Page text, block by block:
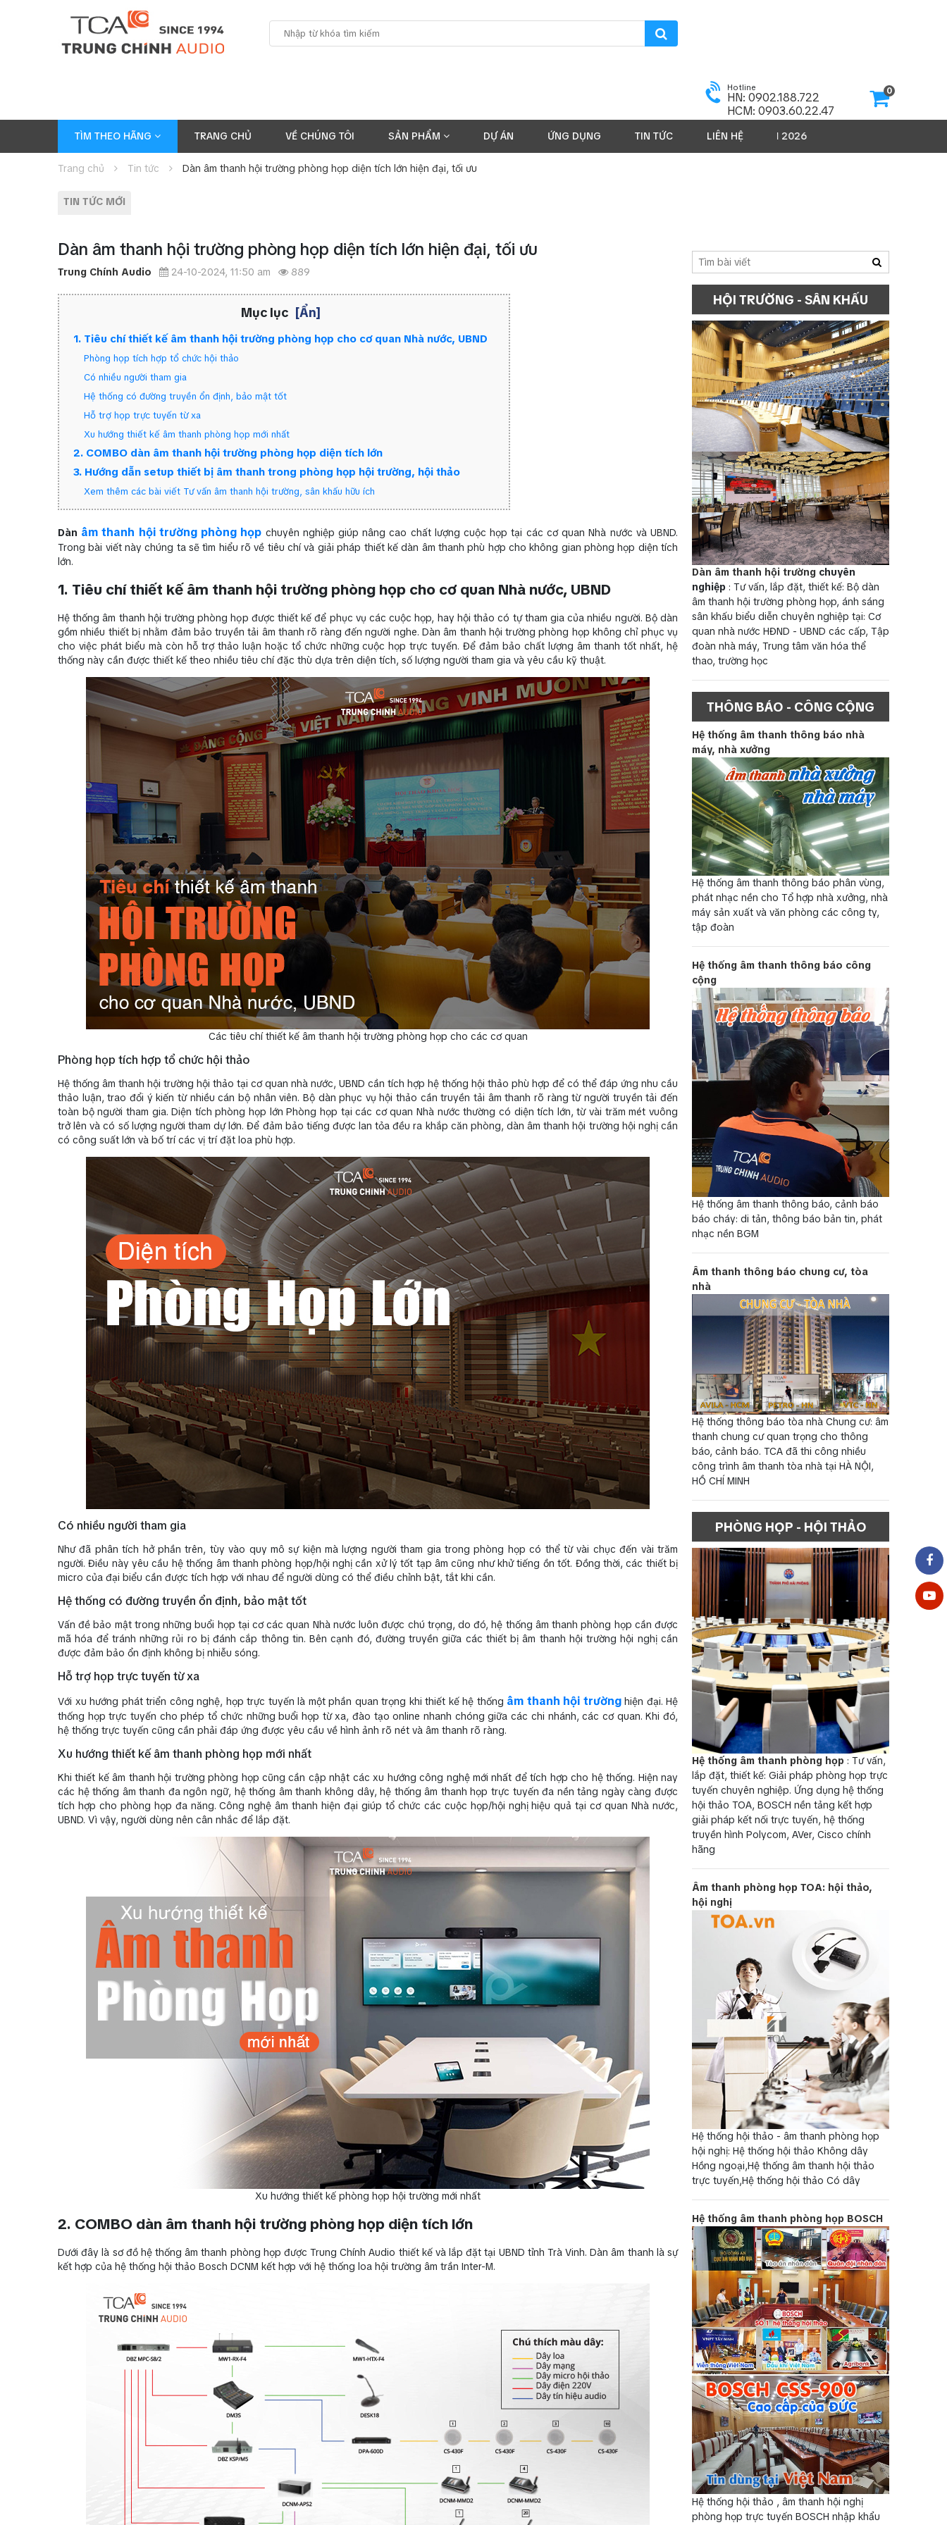
Hotline
HN: 0902.188.722
HCM: 0903.60.22.47
0
TÌM THEO HÃNG TRANG CHỦ VỀ CHÚNG TÔI SẢN PHẨM DỰ ÁN ỨNG DỤNG TIN TỨC LIÊN HỆ SẢN PHẨM 2026
Trang chủ Tin tức Dàn âm thanh hội trường phòng họp diện tích lớn hiện đại, tối ưu
TIN TỨC MỚI
Dàn âm thanh hội trường phòng họp diện tích lớn hiện đại, tối ưu
Trung Chính Audio 24-10-2024, 11:50 am 889
Mục lục [Ẩn]
1. Tiêu chí thiết kế âm thanh hội trường phòng họp cho cơ quan Nhà nước, UBND
Phòng họp tích hợp tổ chức hội thảo
Có nhiều người tham gia
Hệ thống có đường truyền ổn định, bảo mật tốt
Hỗ trợ họp trực tuyến từ xa
Xu hướng thiết kế âm thanh phòng họp mới nhất
2. COMBO dàn âm thanh hội trường phòng họp diện tích lớn
3. Hướng dẫn setup thiết bị âm thanh trong phòng họp hội trường, hội thảo
Xem thêm các bài viết Tư vấn âm thanh hội trường, sân khấu hữu ích
Dàn âm thanh hội trường phòng họp chuyên nghiệp giúp nâng cao chất lượng cuộc họp tại các cơ quan Nhà nước và UBND.
Trong bài viết này chúng ta sẽ tìm hiểu rõ về tiêu chí và giải pháp thiết kế dàn âm thanh phù hợp cho không gian phòng họp diện tích
lớn.
1. Tiêu chí thiết kế âm thanh hội trường phòng họp cho cơ quan Nhà nước, UBND
Hệ thống âm thanh hội trường phòng họp được thiết kế để phục vụ các cuộc họp, hay hội thảo có tự tham gia của nhiều người. Bộ dàn
gồm nhiều thiết bị nhằm đảm bảo truyền tải âm thanh rõ ràng đến người nghe. Dàn âm thanh hội trường phòng họp không chỉ phục vụ
cho việc phát biểu mà còn hỗ trợ thảo luận hoặc tổ chức những cuộc họp trực tuyến. Để đảm bảo chất lượng âm thanh tốt nhất, hệ
thống này cần được thiết kế theo nhiều tiêu chí đặc thù dựa trên diện tích, số lượng người tham gia và yêu cầu kỹ thuật.
Các tiêu chí thiết kế âm thanh hội trường phòng họp cho các cơ quan
Phòng họp tích hợp tổ chức hội thảo
Hệ thống âm thanh hội trường hội thảo tại cơ quan nhà nước, UBND cần tích hợp hệ thống hội thảo phù hợp để có thể đáp ứng nhu cầu
thảo luận, trao đổi ý kiến từ nhiều cán bộ nhân viên. Bộ dàn phục vụ hội thảo cần truyền tải âm thanh rõ ràng từ người truyền tải đến
toàn bộ người tham gia. Diện tích phòng họp lớn Phòng họp tại các cơ quan Nhà nước thường có diện tích lớn, từ vài trăm mét vuông
trở lên và có số lượng người tham dự lớn. Để đảm bảo tiếng được lan tỏa đều ra khắp căn phòng, dàn âm thanh hội trường hội nghị cần
có công suất lớn và bố trí các vị trí đặt loa phù hợp.
Có nhiều người tham gia
Như đã phân tích hở phần trên, tùy vào quy mô sự kiện mà lượng người tham gia trong phòng họp có thể từ vài chục đến vài trăm
người. Điều này yêu cầu hệ thống âm thanh phòng họp/hội nghị cần xử lý tốt tạp âm cũng như khử tiếng ồn tốt. Đồng thời, các thiết bị
micro của đại biểu cần được tích hợp với nhau để người dùng có thể điều chỉnh bật, tắt khi cần.
Hệ thống có đường truyền ổn định, bảo mật tốt
Vấn đề bảo mật trong những buổi họp tại cơ các quan Nhà nước luôn được chú trọng, do đó, hệ thống âm thanh phòng họp cần được
mã hóa để tránh những rủi ro bị đánh cắp thông tin. Bên cạnh đó, đường truyền giữa các thiết bị âm thanh hội trường hội nghị cần
được đảm bảo ổn định không bị nhiễu sóng.
Hỗ trợ họp trực tuyến từ xa
Với xu hướng phát triển công nghệ, họp trực tuyến là một phần quan trọng khi thiết kế hệ thống âm thanh hội trườnghiện đại. Hệ
thống họp trực tuyến cho phép tổ chức những buổi họp từ xa, đào tạo online nhanh chóng giữa các chi nhánh, các cơ quan. Khi đó,
hệ thống trực tuyến cũng cần phải đáp ứng được yêu cầu về hình ảnh rõ nét và âm thanh rõ ràng.
Xu hướng thiết kế âm thanh phòng họp mới nhất
Khi thiết kế âm thanh hội trường phòng họp cũng cần cập nhật các xu hướng công nghệ mới nhất để tích hợp cho hệ thống. Hiện nay
các hệ thống âm thanh đa ngôn ngữ, hệ thống âm thanh không dây, hệ thống âm thanh họp trực tuyến đa nền tảng ngày càng được
tích hợp cho phòng họp đa năng. Công nghệ âm thanh hiện đại giúp tổ chức các cuộc họp/hội nghị hiệu quả tại cơ quan Nhà nước,
UBND. Vì vậy, người dùng nên cân nhắc để lắp đặt.
Xu hướng thiết kế phòng họp hội trường mới nhất
2. COMBO dàn âm thanh hội trường phòng họp diện tích lớn
Dưới đây là sơ đồ hệ thống âm thanh phòng họp được Trung Chính Audio thiết kế và lắp đặt tại UBND tỉnh Trà Vinh. Dàn âm thanh là sự
kết hợp của hệ thống hội thảo Bosch DCNM kết hợp với hệ thống loa hội trường âm trần Inter-M.
HỘI TRƯỜNG - SÂN KHẤU
Dàn âm thanh hội trường chuyên
nghiệp : Tư vấn, lắp đặt, thiết kế: Bộ dàn
âm thanh hội trường phòng họp, ánh sáng
sân khấu biểu diễn chuyên nghiệp tại: Cơ
quan nhà nước HĐND - UBND các cấp, Tập
đoàn nhà máy, Trung tâm văn hóa thể
thao, trường học
THÔNG BÁO - CÔNG CỘNG
Hệ thống âm thanh thông báo nhà
máy, nhà xưởng
Hệ thống âm thanh thông báo phân vùng,
phát nhạc nền cho Tổ hợp nhà xưởng, nhà
máy sản xuất và văn phòng các công ty,
tập đoàn
Hệ thống âm thanh thông báo công
cộng
Hệ thống âm thanh thông báo, cảnh báo
báo cháy: di tản, thông báo bản tin, phát
nhạc nền BGM
Âm thanh thông báo chung cư, tòa
nhà
Hệ thống thông báo tòa nhà Chung cư: âm
thanh chung cư quan trọng cho thông
báo, cảnh báo. TCA đã thi công nhiều
công trình âm thanh tòa nhà tại HÀ NỘI,
HỒ CHÍ MINH
PHÒNG HỌP - HỘI THẢO
Hệ thống âm thanh phòng họp : Tư vấn,
lắp đặt, thiết kế: Giải pháp phòng họp trực
tuyến chuyên nghiệp. Ứng dụng hệ thống
hội thảo TOA, BOSCH nền tảng kết hợp
giải pháp kết nối trực tuyến, hệ thống
truyền hình Polycom, AVer, Cisco chính
hãng
Âm thanh phòng họp TOA: hội thảo,
hội nghị
Hệ thống hội thảo - âm thanh phòng họp
hội nghị: Hệ thống hội thảo Không dây
Hồng ngoại,Hệ thống âm thanh hội thảo
trực tuyến,Hệ thống hội thảo Có dây
Hệ thống âm thanh phòng họp BOSCH
Hệ thống hội thảo , âm thanh hội nghị
phòng họp trực tuyến BOSCH nhập khẩu